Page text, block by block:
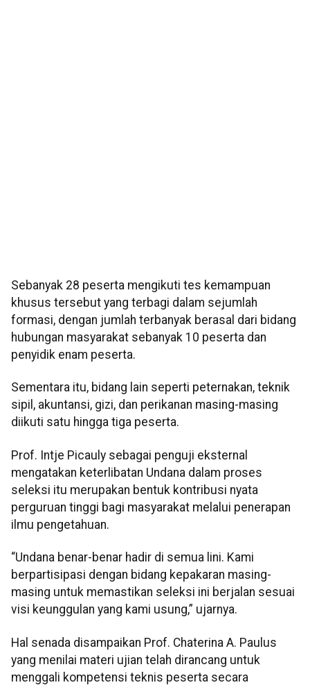
Sebanyak 28 peserta mengikuti tes kemampuan
khusus tersebut yang terbagi dalam sejumlah
formasi, dengan jumlah terbanyak berasal dari bidang
hubungan masyarakat sebanyak 10 peserta dan
penyidik enam peserta.
Sementara itu, bidang lain seperti peternakan, teknik
sipil, akuntansi, gizi, dan perikanan masing-masing
diikuti satu hingga tiga peserta.
Prof. Intje Picauly sebagai penguji eksternal
mengatakan keterlibatan Undana dalam proses
seleksi itu merupakan bentuk kontribusi nyata
perguruan tinggi bagi masyarakat melalui penerapan
ilmu pengetahuan.
“Undana benar-benar hadir di semua lini. Kami
berpartisipasi dengan bidang kepakaran masing-
masing untuk memastikan seleksi ini berjalan sesuai
visi keunggulan yang kami usung,” ujarnya.
Hal senada disampaikan Prof. Chaterina A. Paulus
yang menilai materi ujian telah dirancang untuk
menggali kompetensi teknis peserta secara